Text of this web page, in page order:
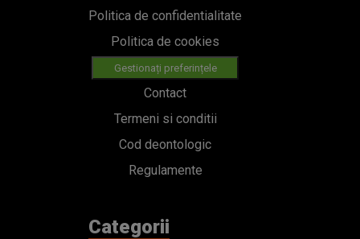
Politica de confidentialitate
Politica de cookies
Gestionați preferințele
Contact
Termeni si conditii
Cod deontologic
Regulamente
Categorii